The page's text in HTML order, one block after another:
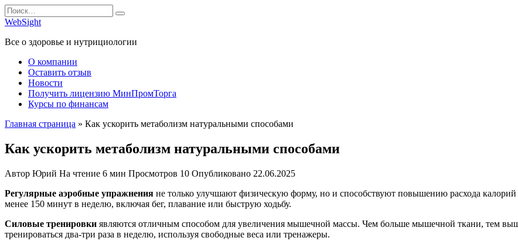
Перейти
к
содержанию
Search
for:
WebSight
Все о здоровье и нутрициологии
О компании
Оставить отзыв
Новости
Получить лицензию МинПромТорга
Курсы по финансам
Главная страница » Как ускорить метаболизм натуральными способами
Как ускорить метаболизм натуральными способами
Автор Юрий На чтение 6 мин Просмотров 10 Опубликовано 22.06.2025
Регулярные аэробные упражнения не только улучшают физическую форму, но и способствуют повышению расхода калорий
менее 150 минут в неделю, включая бег, плавание или быструю ходьбу.
Силовые тренировки являются отличным способом для увеличения мышечной массы. Чем больше мышечной ткани, тем выше
тренироваться два-три раза в неделю, используя свободные веса или тренажеры.